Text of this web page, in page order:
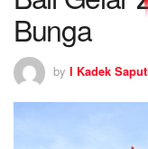
Bunga
by I Kadek